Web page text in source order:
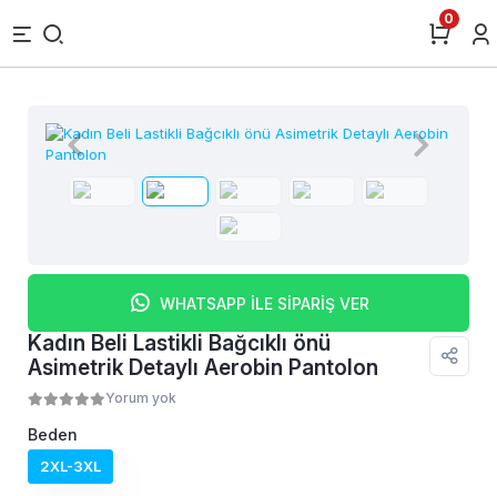
0
WHATSAPP İLE SİPARİŞ VER
Kadın Beli Lastikli Bağcıklı önü
Asimetrik Detaylı Aerobin Pantolon
Yorum yok
Beden
2XL-3XL